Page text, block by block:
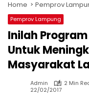
Home Pemprov
Pemprov Lampung
Inilah
Untuk
Masyarakat
Admin
2 Min
22/02/2017